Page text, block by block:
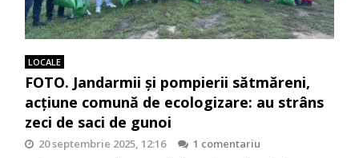
LOCALE
FOTO. Jandarmii și pompierii sătmăreni,
acțiune comună de ecologizare: au strâns
zeci de saci de gunoi
20 septembrie 2025, 12:16
1 comentariu